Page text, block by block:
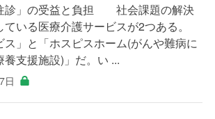
診」の受益と負担 社会課題の解決
いる医療介護サービスが2つある。
ス」と「ホスピスホーム(がんや難病に
支援施設)」だ。い ...
日